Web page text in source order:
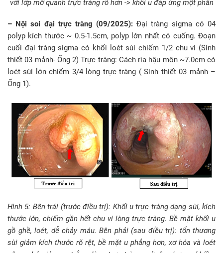
với lớp mỡ quanh trực tràng rõ hơn -> khối u đáp ứng một phần
– Nội soi đại trực tràng (09/2025):Đại tràng sigma có 04
polyp kích thước ~ 0.5-1.5cm, polyp lớn nhất có cuống. Đoạn
cuối đại tràng sigma có khối loét sùi chiếm 1/2 chu vi (Sinh
thiết 03 mảnh- Ống 2) Trực tràng: Cách rìa hậu môn ~7.0cm có
loét sùi lớn chiếm 3/4 lòng trực tràng ( Sinh thiết 03 mảnh –
Ống 1).
Hình 5: Bên trái (trước điều trị): Khối u trực tràng dạng sùi, kích
thước lớn, chiếm gần hết chu vi lòng trực tràng. Bề mặt khối u
gồ ghề, loét, dễ chảy máu. Bên phải (sau điều trị): tổn thương
sùi giảm kích thước rõ rệt, bề mặt u phẳng hơn, xơ hóa và loét